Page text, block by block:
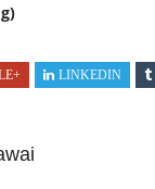
LINKEDIN